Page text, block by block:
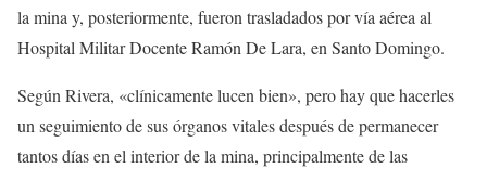
la mina y, posteriormente, fueron trasladados por vía aérea al
Hospital Militar Docente Ramón De Lara, en Santo Domingo.
Según Rivera, «clínicamente lucen bien», pero hay que hacerles
un seguimiento de sus órganos vitales después de permanecer
tantos días en el interior de la mina, principalmente de las